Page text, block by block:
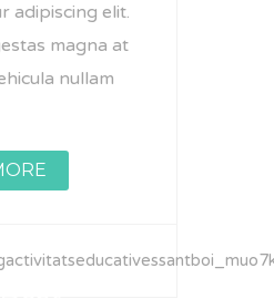
adipiscing elit.
magna at
nullam